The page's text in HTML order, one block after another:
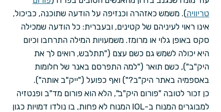
טריוויה). משמש כאזהרה וכנזיפה על הודעה שתוכנה, כביכול,
אינו ראוי לעיניהם של קטינים, ובעברית: כל הודעה שמכילה
סקס באופן גלוי או מרומז. משמעויות המילה התרחבו וכיום
היא יכולה לשמש גם כשם עצם ("תתלבש, רואים לך את
היק"ב"), כשם תואר ("למה התפרסם באנר של חלומות
באספמיה באתר היק"ב?") ואף כפועל ("ייק"ב אותה").
כן זכור לטובה "פורום היק"ב", הלא הוא פורום מד"ב ופנטזיה
למבוגרים המנוח ב-IOL המנוח לא פחות, בו נולדו דמויות כגון